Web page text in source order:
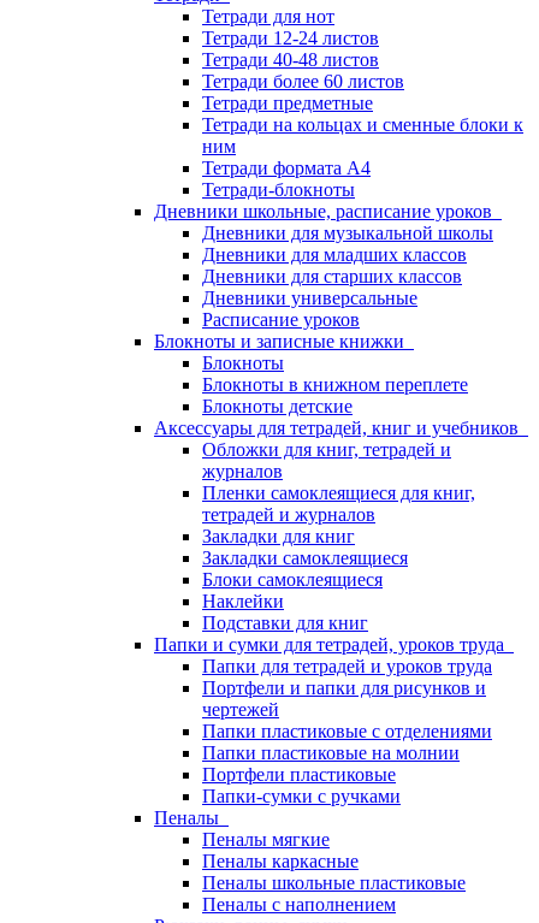
Тетради для нот
Тетради 12-24 листов
Тетради 40-48 листов
Тетради более 60 листов
Тетради предметные
Тетради на кольцах и сменные блоки к
ним
Тетради формата А4
Тетради-блокноты
Дневники школьные, расписание уроков
Дневники для музыкальной школы
Дневники для младших классов
Дневники для старших классов
Дневники универсальные
Расписание уроков
Блокноты и записные книжки
Блокноты
Блокноты в книжном переплете
Блокноты детские
Аксессуары для тетрадей, книг и учебников
Обложки для книг, тетрадей и
журналов
Пленки самоклеящиеся для книг,
тетрадей и журналов
Закладки для книг
Закладки самоклеящиеся
Блоки самоклеящиеся
Наклейки
Подставки для книг
Папки и сумки для тетрадей, уроков труда
Папки для тетрадей и уроков труда
Портфели и папки для рисунков и
чертежей
Папки пластиковые с отделениями
Папки пластиковые на молнии
Портфели пластиковые
Папки-сумки с ручками
Пеналы
Пеналы мягкие
Пеналы каркасные
Пеналы школьные пластиковые
Пеналы с наполнением